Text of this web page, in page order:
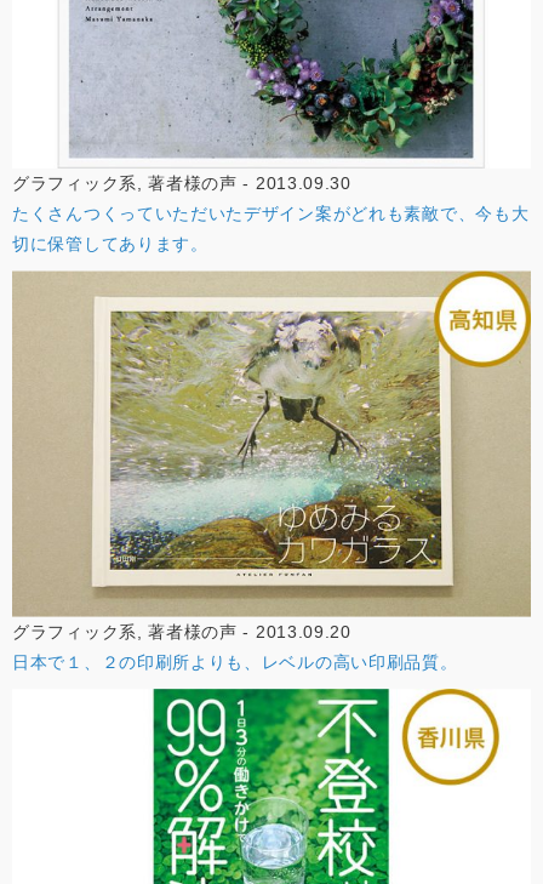
グラフィック系, 著者様の声 - 2013.09.30
たくさんつくっていただいたデザイン案がどれも素敵で、今も大
切に保管してあります。
グラフィック系, 著者様の声 - 2013.09.20
日本で１、２の印刷所よりも、レベルの高い印刷品質。